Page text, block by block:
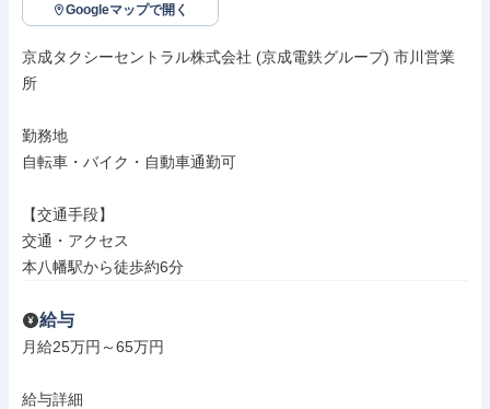
Googleマップで開く
京成タクシーセントラル株式会社 (京成電鉄グループ) 市川営業
所
勤務地
自転車・バイク・自動車通勤可
【交通手段】
交通・アクセス
本八幡駅から徒歩約6分
給与
月給25万円～65万円
給与詳細